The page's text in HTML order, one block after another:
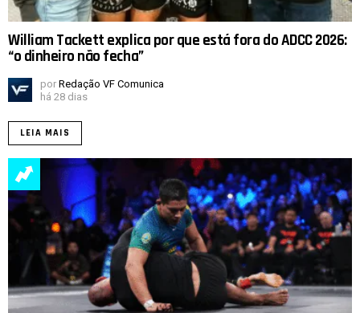
William Tackett explica por que está fora do ADCC 2026:
“o dinheiro não fecha”
por Redação VF Comunica
há 28 dias
LEIA MAIS